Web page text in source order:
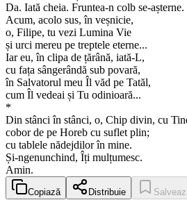
Da. Iată cheia. Fruntea-n colb se-așterne.
Acum, acolo sus, în veșnicie,
o, Filipe, tu vezi Lumina Vie
și urci mereu pe treptele eterne...
Iar eu, în clipa de țărână, iată-L,
cu fața sângerândă sub povară,
în Salvatorul meu Îl văd pe Tatăl,
cum Îl vedeai și Tu odinioară...
*
Din stânci în stânci, o, Chip divin, cu
cobor de pe Horeb cu suflet plin;
cu tablele nădejdilor în mine.
Și-ngenunchind, Îți mulțumesc.
Amin.
Copiază Distribuie